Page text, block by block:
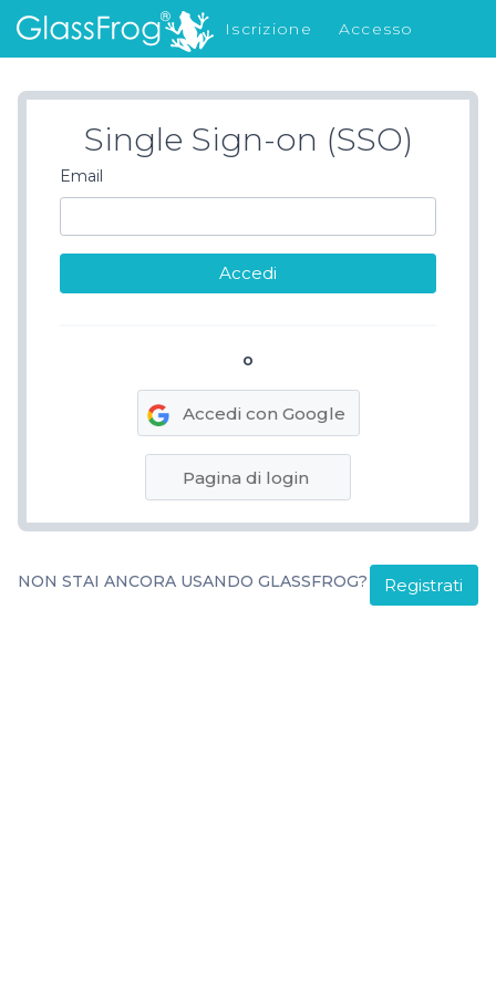
Iscrizione
Accesso
Cosa c'è di nuovo
Single Sign-on (SSO)
Email
o
Accedi con Google
Pagina di login
NON STAI ANCORA USANDO GLASSFROG? Registrati